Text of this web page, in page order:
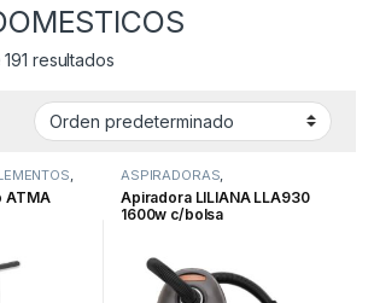
resultados
,
ATMA
ASPIRADORAS,
ELECTRODOMESTICOS,
LIMPIEZA y ROPA
Apiradora LILIANA LLA930
1600w c/bolsa